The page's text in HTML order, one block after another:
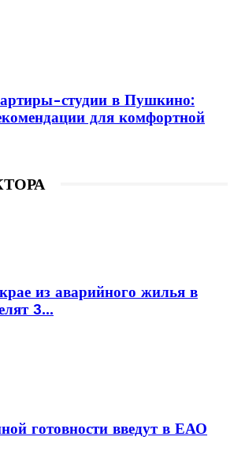
студии в Пушкино:
для комфортной
из аварийного жилья в
3...
готовности введут в ЕАО